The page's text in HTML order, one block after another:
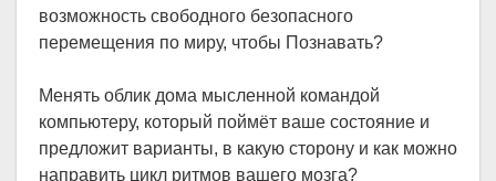
возможность свободного безопасного
перемещения по миру, чтобы Познавать?
Менять облик дома мысленной командой
компьютеру, который поймёт ваше состояние и
предложит варианты, в какую сторону и как можно
направить цикл ритмов вашего мозга?